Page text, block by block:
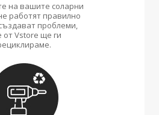
на вашите соларни
работят правилно
проблеми,
от Vstore ще ги